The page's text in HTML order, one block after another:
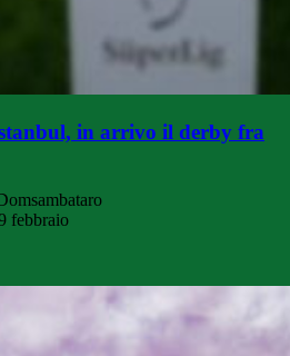
in arrivo il derby fra
febbraio